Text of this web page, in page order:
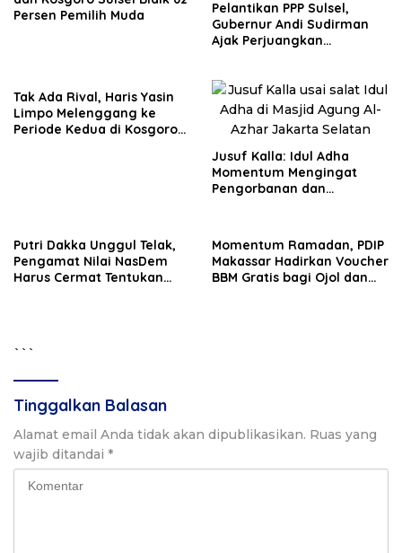
Persen Pemilih Muda
Pelantikan PPP Sulsel,
Gubernur Andi Sudirman
Ajak Perjuangkan
Tak Ada Rival, Haris Yasin
Limpo Melenggang ke
Periode Kedua di Kosgoro
Jusuf Kalla: Idul Adha
Momentum Mengingat
Pengorbanan dan
Putri Dakka Unggul Telak,
Pengamat Nilai NasDem
Harus Cermat Tentukan
Momentum Ramadan, PDIP
Makassar Hadirkan Voucher
BBM Gratis bagi Ojol dan
```
Tinggalkan Balasan
Alamat email Anda tidak akan dipublikasikan. Ruas yang
wajib ditandai *